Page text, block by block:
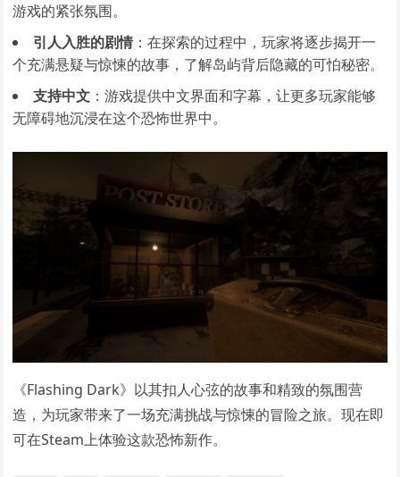
游戏的紧张氛围。
引人入胜的剧情：在探索的过程中，玩家将逐步揭开一
个充满悬疑与惊悚的故事，了解岛屿背后隐藏的可怕秘密。
支持中文 ：游戏提供中文界面和字幕，让更多玩家能够
无障碍地沉浸在这个恐怖世界中。
《Flashing Dark》以其扣人心弦的故事和精致的氛围营
造，为玩家带来了一场充满挑战与惊悚的冒险之旅。现在即
可在Steam上体验这款恐怖新作。